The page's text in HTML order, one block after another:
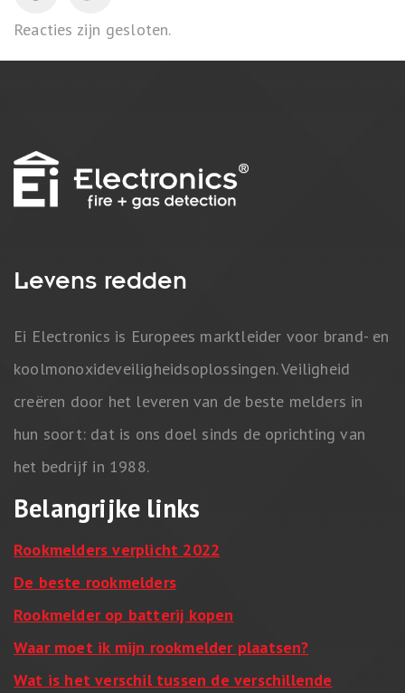
Reacties zijn gesloten.
Levens redden
Ei Electronics is Europees marktleider voor brand- en
koolmonoxideveiligheidsoplossingen. Veiligheid
creëren door het leveren van de beste melders in
hun soort: dat is ons doel sinds de oprichting van
het bedrijf in 1988.
Belangrijke links
Rookmelders verplicht 2022
De beste rookmelders
Rookmelder op batterij kopen
Waar moet ik mijn rookmelder plaatsen?
Wat is het verschil tussen de verschillende